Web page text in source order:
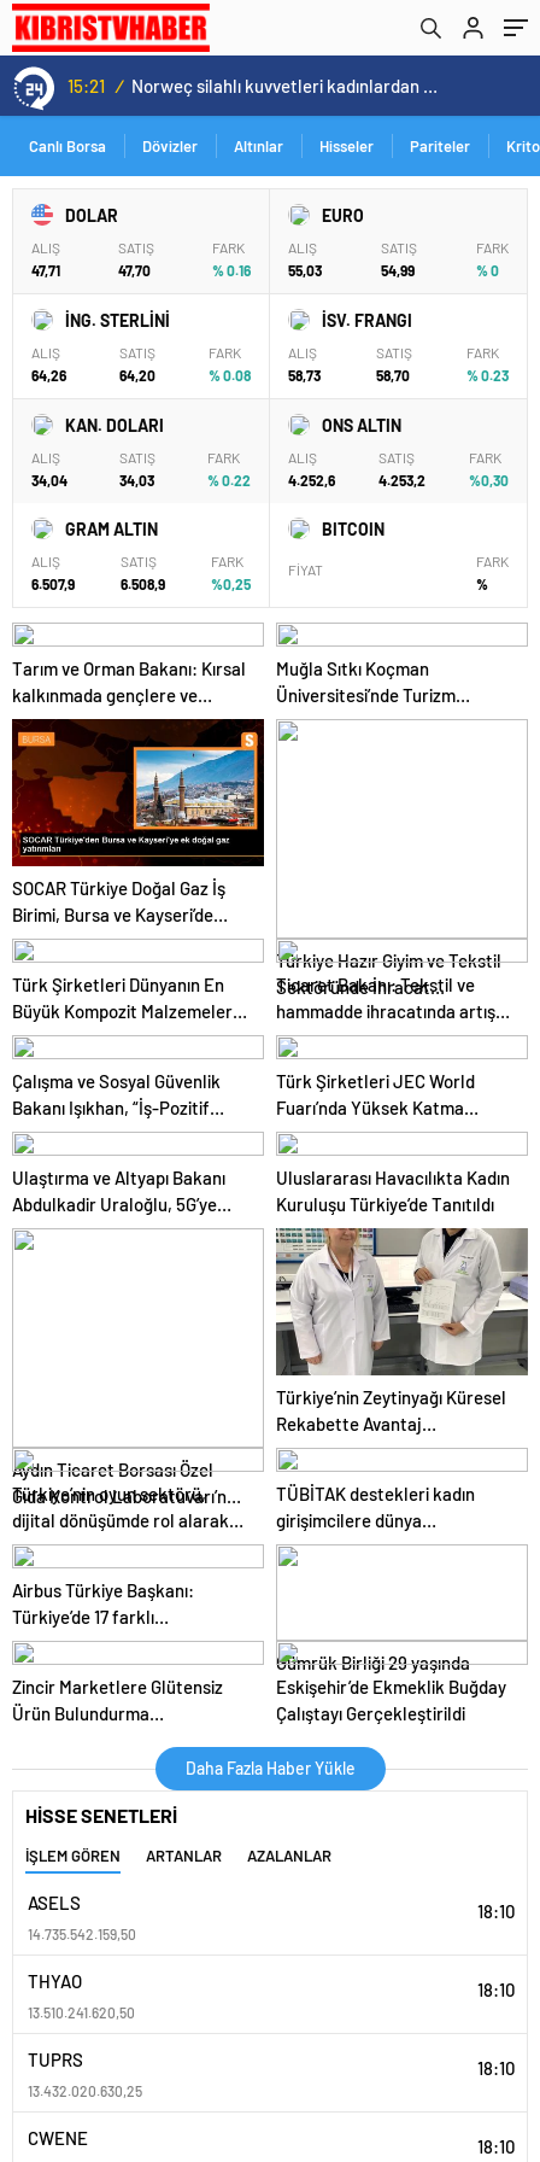
15:21 / Norweç silahlı kuvvetleri kadınlardan oluşan özel kuvvetler eğitimlerini başlattı.
Canlı Borsa Dövizler Altınlar Hisseler Pariteler
DOLAR
ALIŞ
47,71
SATIŞ
47,70
FARK
% 0.16
EURO
ALIŞ
55,03
SATIŞ
54,99
FARK
% 0
İNG. STERLİNİ
ALIŞ
64,26
SATIŞ
64,20
FARK
% 0.08
İSV. FRANGI
ALIŞ
58,73
SATIŞ
58,70
FARK
% 0.23
KAN. DOLARI
ALIŞ
34,04
SATIŞ
34,03
FARK
% 0.22
ONS ALTIN
ALIŞ
4.252,6
SATIŞ
4.253,2
FARK
%0,30
GRAM ALTIN
ALIŞ
6.507,9
SATIŞ
6.508,9
FARK
%0,25
BITCOIN
FİYAT
FARK
%
Tarım ve Orman Bakanı: Kırsal
kalkınmada gençlere ve
kadınlara pozitif ayrımcılık
yapıyoruz
Muğla Sıtkı Koçman
Üniversitesi’nde Turizm
Sektörü ve Öğrenciler Buluştu
SOCAR Türkiye Doğal Gaz İş
Birimi, Bursa ve Kayseri’de
Şebeke Uzunluğunu Artıracak
Türkiye Hazır Giyim ve Tekstil
Sektöründe İhracat
Hedeflerini Açıkladı
Türk Şirketleri Dünyanın En
Büyük Kompozit Malzemeler
Fuarında
Ticaret Bakanı: Tekstil ve
hammadde ihracatında artış
var
Çalışma ve Sosyal Güvenlik
Bakanı Işıkhan, “İş-Pozitif
Adana Tanıtım Programı”nda
konuştu Açıklaması
Türk Şirketleri JEC World
Fuarı’nda Yüksek Katma
Değerli Mühendislik
Çözümlerini Sergiliyor
Ulaştırma ve Altyapı Bakanı
Abdulkadir Uraloğlu, 5G’ye
2026’da geçileceğini belirtti
Uluslararası Havacılıkta Kadın
Kuruluşu Türkiye’de Tanıtıldı
Aydın Ticaret Borsası Özel
Gıda Kontrol Laboratuvarı’nda
1 Yılda 4 Bin 180 Zeytinyağı
Analizi Gerçekleştirildi
Türkiye’nin Zeytinyağı Küresel
Rekabette Avantaj
Sağlayabilir
Türkiye’nin oyun sektörü,
dijital dönüşümde rol alarak
istihdamı artırdı
TÜBİTAK destekleri kadın
girişimcilere dünya
pazarlarının kapılarını açıyor
Airbus Türkiye Başkanı:
Türkiye’de 17 farklı
tedarikçimiz bulunuyor
Gümrük Birliği 29 yaşında
Zincir Marketlere Glütensiz
Ürün Bulundurma
Eskişehir’de Ekmeklik Buğday
Çalıştayı Gerçekleştirildi
Daha Fazla Haber Yükle
HİSSE SENETLERİ
İŞLEM GÖREN ARTANLAR AZALANLAR
ASELS
14.735.542.159,50
18:10
THYAO
13.510.241.620,50
18:10
TUPRS
13.432.020.630,25
18:10
CWENE 18:10